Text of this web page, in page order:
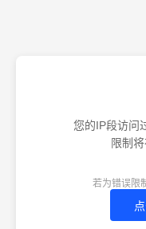
您的IP段访问
限制
若为错误限